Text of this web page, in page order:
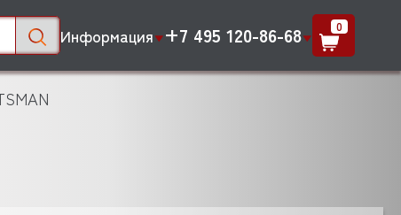
Информация +7 495 120-86-68 0